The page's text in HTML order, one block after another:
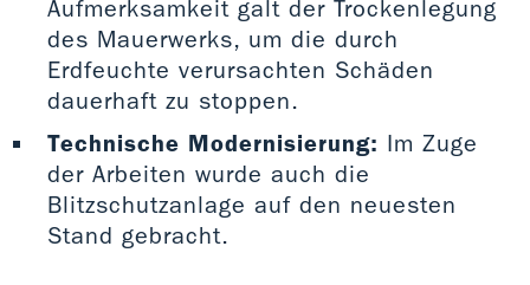
Aufmerksamkeit galt der Trockenlegung
des Mauerwerks, um die durch
Erdfeuchte verursachten Schäden
dauerhaft zu stoppen.
Technische Modernisierung: Im Zuge
der Arbeiten wurde auch die
Blitzschutzanlage auf den neuesten
Stand gebracht.